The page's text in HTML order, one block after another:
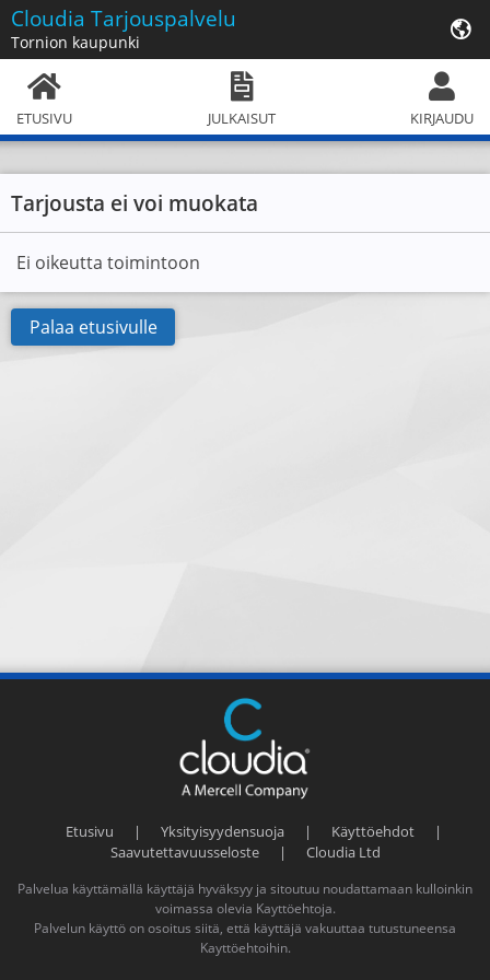
Cloudia Tarjouspalvelu
Tornion kaupunki
ETUSIVU JULKAISUT KIRJAUDU
Tarjousta ei voi muokata
Ei oikeutta toimintoon
Palaa etusivulle
Etusivu | Yksityisyydensuoja | Käyttöehdot
|
Saavutettavuusseloste
| Cloudia Ltd
Palvelua käyttämällä käyttäjä hyväksyy ja sitoutuu noudattamaan kulloinkin
voimassa olevia Kayttöehtoja.
Palvelun käyttö on osoitus siitä, että käyttäjä vakuuttaa tutustuneensa
Kayttöehtoihin.